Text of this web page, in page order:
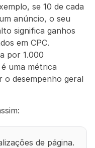
se 10 de cada
anúncio, o seu
significa ganhos
em CPC.
por 1.000
uma métrica
o desempenho geral
de página.